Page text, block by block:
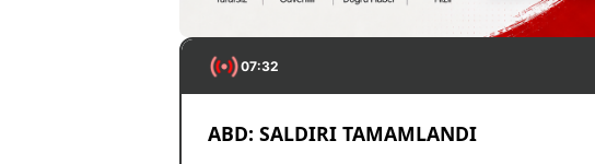
07:32
ABD: SALDIRI TAMAMLANDI